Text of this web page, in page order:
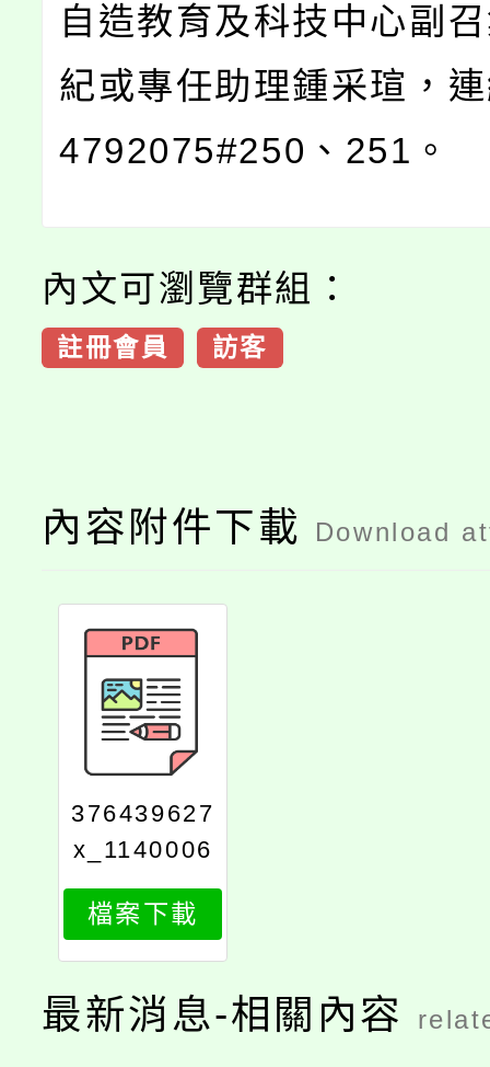
自造教育及科技中心副
紀或專任助理鍾采瑄，
4792075#250、251。
內文可瀏覽群組：
註冊會員 訪客
內容附件下載 Download
376439627
x_1140006
233_attach
1
檔案下載
最新消息-相關內容